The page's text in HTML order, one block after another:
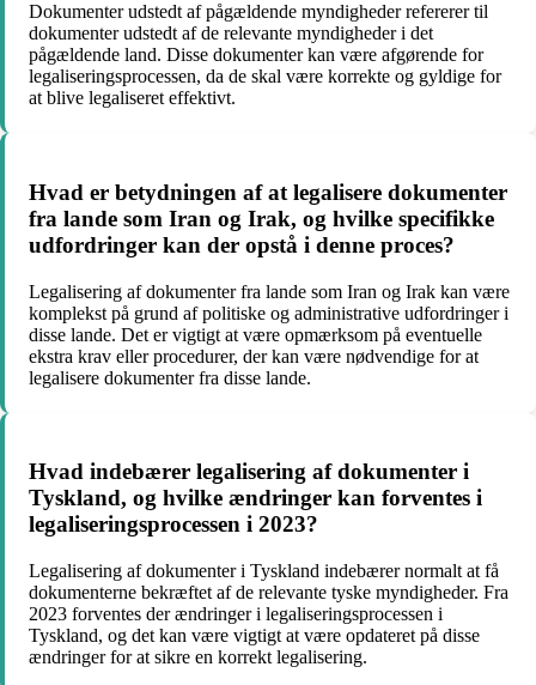
Dokumenter udstedt af pågældende myndigheder refererer til
dokumenter udstedt af de relevante myndigheder i det
pågældende land. Disse dokumenter kan være afgørende for
legaliseringsprocessen, da de skal være korrekte og gyldige for
at blive legaliseret effektivt.
Hvad er betydningen af at legalisere dokumenter
fra lande som Iran og Irak, og hvilke specifikke
udfordringer kan der opstå i denne proces?
Legalisering af dokumenter fra lande som Iran og Irak kan være
komplekst på grund af politiske og administrative udfordringer i
disse lande. Det er vigtigt at være opmærksom på eventuelle
ekstra krav eller procedurer, der kan være nødvendige for at
legalisere dokumenter fra disse lande.
Hvad indebærer legalisering af dokumenter i
Tyskland, og hvilke ændringer kan forventes i
legaliseringsprocessen i 2023?
Legalisering af dokumenter i Tyskland indebærer normalt at få
dokumenterne bekræftet af de relevante tyske myndigheder. Fra
2023 forventes der ændringer i legaliseringsprocessen i
Tyskland, og det kan være vigtigt at være opdateret på disse
ændringer for at sikre en korrekt legalisering.